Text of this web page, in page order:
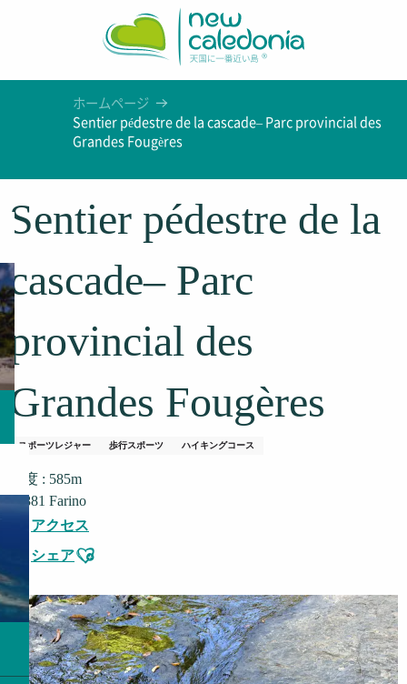
ホームページ
Sentier pédestre de la cascade– Parc provincial des
Grandes Fougères
Sentier pédestre de la
cascade– Parc
provincial des
Grandes Fougères
スポーツレジャー 歩行スポーツ ハイキングコース
高度 : 585m
98881 Farino
アクセス
シェアAjouter aux favoris